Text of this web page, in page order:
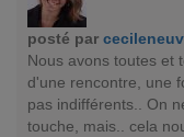
posté par
Nous avons toutes et
d'une rencontre, une
pas indifférents.. On
touche, mais.. cela